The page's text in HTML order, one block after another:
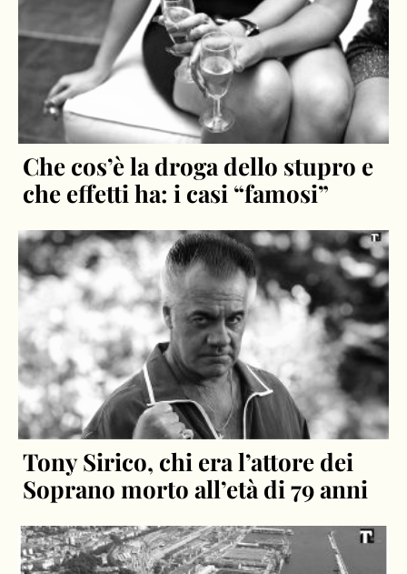
Che cos’è la droga dello stupro e
che effetti ha: i casi “famosi”
Tony Sirico, chi era l’attore dei
Soprano morto all’età di 79 anni